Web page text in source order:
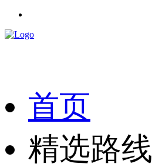
首页
精选路线